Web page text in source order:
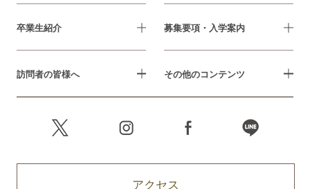
卒業生紹介 募集要項・入学案内
訪問者の皆様へ その他のコンテンツ
アクセス